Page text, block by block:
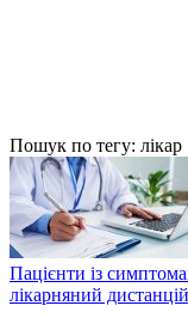
Пошук по тегу: лікар
Пацієнти із
лікарняний